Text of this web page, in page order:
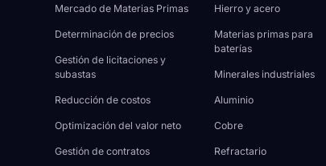
Mercado de Materias Primas
Determinación de precios
Gestión de licitaciones y
subastas
Reducción de costos
Optimización del valor neto
Gestión de contratos
Hierro y acero
Materias primas para
baterías
Minerales industriales
Aluminio
Cobre
Refractario